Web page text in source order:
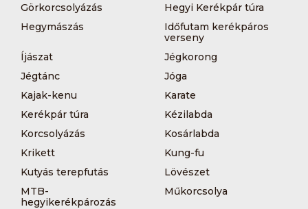
Görkorcsolyázás
Hegyi Kerékpár túra
Hegymászás
Időfutam kerékpáros
verseny
Íjászat
Jégkorong
Jégtánc
Jóga
Kajak-kenu
Karate
Kerékpár túra
Kézilabda
Korcsolyázás
Kosárlabda
Krikett
Kung-fu
Kutyás terepfutás
Lövészet
MTB-
hegyikerékpározás
Műkorcsolya